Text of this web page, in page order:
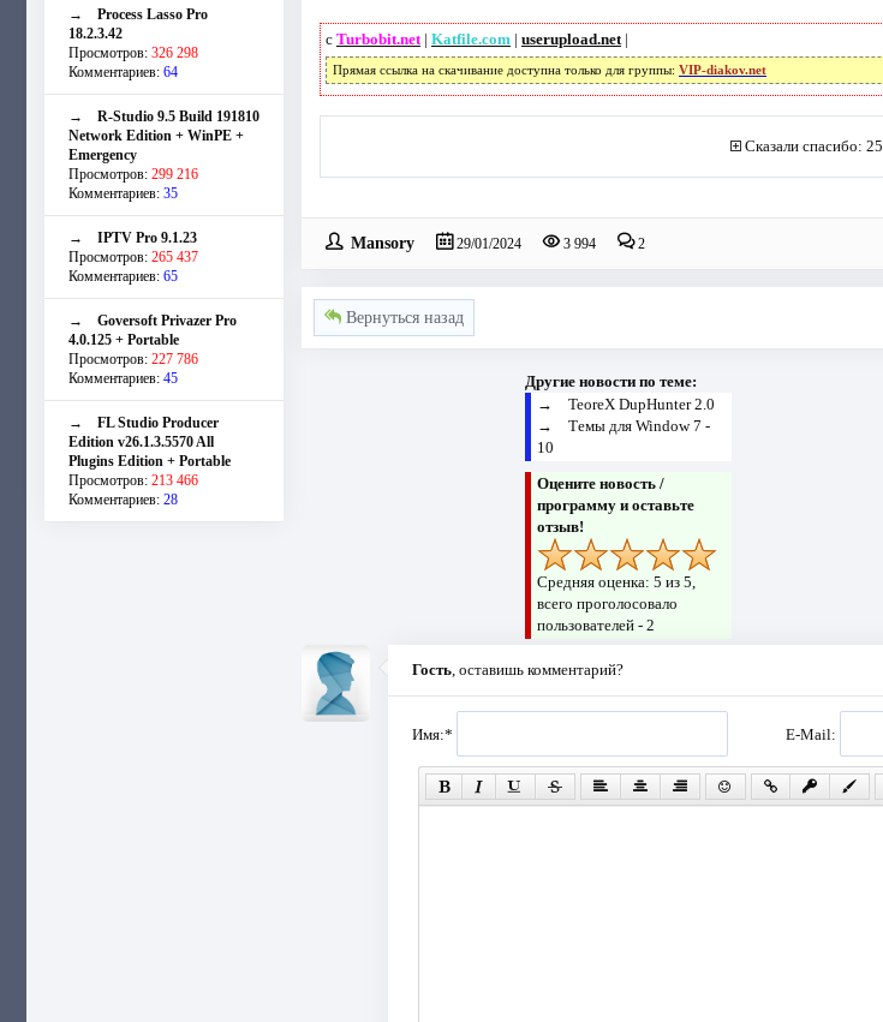
→ Process Lasso Pro
18.2.3.42
Просмотров: 326 298
Комментариев: 64
→ R-Studio 9.5 Build 191810
Network Edition + WinPE +
Emergency
Просмотров: 299 216
Комментариев: 35
→ IPTV Pro 9.1.23
Просмотров: 265 437
Комментариев: 65
→ Goversoft Privazer Pro
4.0.125 + Portable
Просмотров: 227 786
Комментариев: 45
→ FL Studio Producer
Edition v26.1.3.5570 All
Plugins Edition + Portable
Просмотров: 213 466
Комментариев: 28
с Turbobit.net| Katfile.com | userupload.net|
Прямая ссылка на скачивание доступна только для группы: VIP-diakov.net
Сказали спасибо: 25
Mansory 29/01/2024 3 994 2
Вернуться назад
Другие новости по теме:
→ TeoreX DupHunter 2.0
→ Темы для Window 7 -
10
Оцените новость /
программу и оставьте
отзыв!
Средняя оценка: 5 из 5,
всего проголосовало
пользователей - 2
Гость, оставишь комментарий?
Имя:* E-Mail: